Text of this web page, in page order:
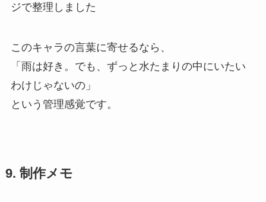
ジで整理しました
このキャラの言葉に寄せるなら、
「雨は好き。でも、ずっと水たまりの中にいたい
わけじゃないの」
という管理感覚です。
9. 制作メモ